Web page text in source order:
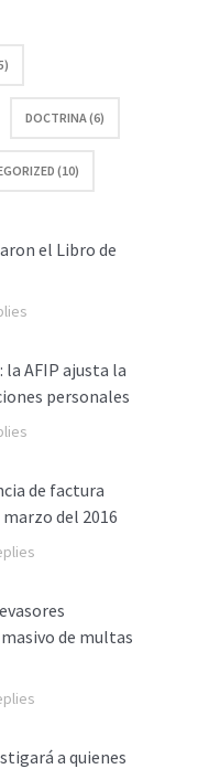
DOCTRINA (6)
(10)
el Libro de
la AFIP ajusta la
personales
de factura
del 2016
de multas
a quienes